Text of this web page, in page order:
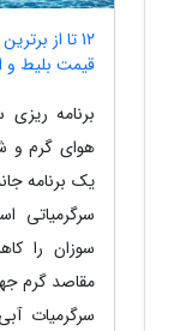
12 تا از
قیمت بلیط و
برنامه
هوای گرم و
یک برنامه
سوزان را
مقاصد گرم
سرگرمیات